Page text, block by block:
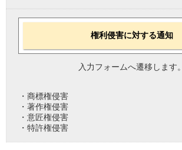
権利侵害に対する通知
入力フォームへ遷移します。
・商標権侵害
・著作権侵害
・意匠権侵害
・特許権侵害